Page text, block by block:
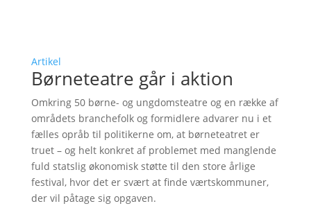
Artikel
Børneteatre går i aktion
Omkring 50 børne- og ungdomsteatre og en række af
områdets branchefolk og formidlere advarer nu i et
fælles opråb til politikerne om, at børneteatret er
truet – og helt konkret af problemet med manglende
fuld statslig økonomisk støtte til den store årlige
festival, hvor det er svært at finde værtskommuner,
der vil påtage sig opgaven.